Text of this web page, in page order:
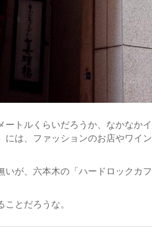
ートルくらいだろうか、なかなかイ
には、ファッションのお店やワイン
が、六本木の「ハードロックカフ
とだろうな。